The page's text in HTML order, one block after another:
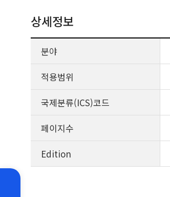
상세정보
분야
적용범위
국제분류(ICS)코드
페이지수
Edition